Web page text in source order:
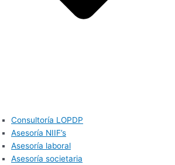
Consultoría LOPDP
Asesoría NIIF’s
Asesoría laboral
Asesoría societaria